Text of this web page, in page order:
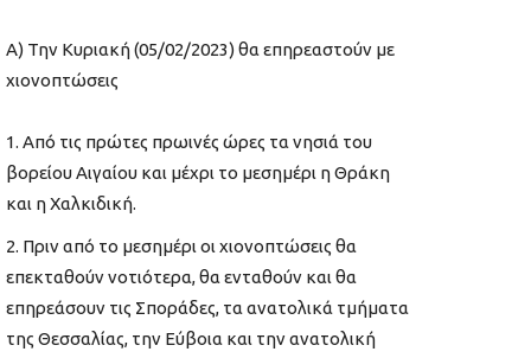
Α) Την Κυριακή (05/02/2023) θα επηρεαστούν με
χιονοπτώσεις
Από τις πρώτες πρωινές ώρες τα νησιά του
βορείου Αιγαίου και μέχρι το μεσημέρι η Θράκη
και η Χαλκιδική.
Πριν από το μεσημέρι οι χιονοπτώσεις θα
επεκταθούν νοτιότερα, θα ενταθούν και θα
επηρεάσουν τις Σποράδες, τα ανατολικά τμήματα
της Θεσσαλίας, την Εύβοια και την ανατολική